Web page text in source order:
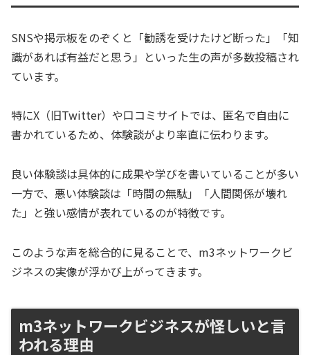
SNSや掲示板をのぞくと「勧誘を受けたけど断った」「知
識があれば有益だと思う」といった生の声が多数投稿され
ています。
特にX（旧Twitter）や口コミサイトでは、匿名で自由に
書かれているため、体験談がより率直に伝わります。
良い体験談は具体的に成果や学びを書いていることが多い
一方で、悪い体験談は「時間の無駄」「人間関係が壊れ
た」と強い感情が表れているのが特徴です。
このような声を総合的に見ることで、m3ネットワークビ
ジネスの実像が浮かび上がってきます。
m3ネットワークビジネスが怪しいと言
われる理由